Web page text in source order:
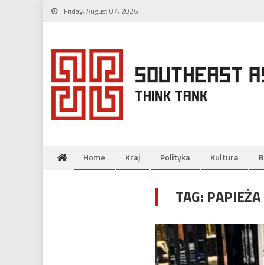
Skip
Friday, August 07, 2026
Home Kraj Polityka Kultura
TAG: